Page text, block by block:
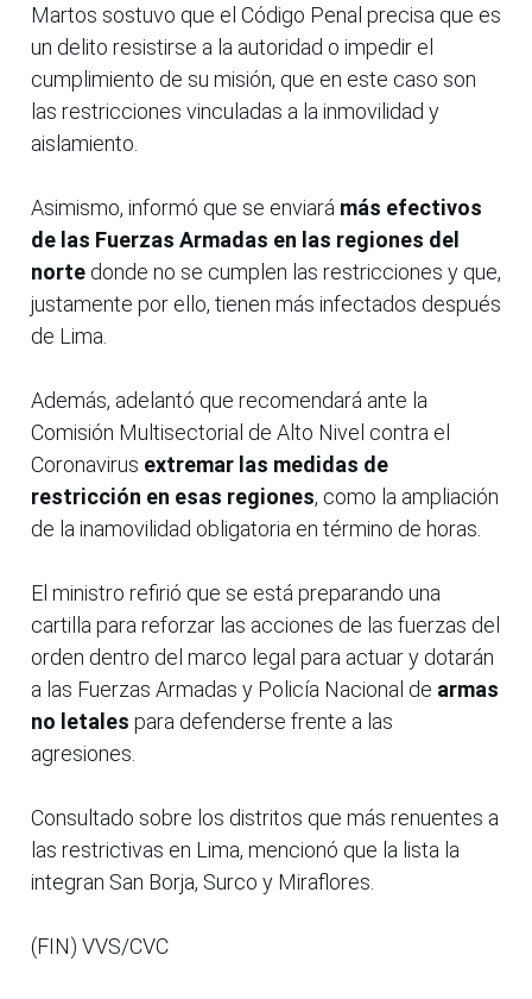
Martos sostuvo que el Código Penal precisa que es
un delito resistirse a la autoridad o impedir el
cumplimiento de su misión, que en este caso son
las restricciones vinculadas a la inmovilidad y
aislamiento.
Asimismo, informó que se enviará más efectivos
de las Fuerzas Armadas en las regiones del
norte donde no se cumplen las restricciones y que,
justamente por ello, tienen más infectados después
de Lima.
Además, adelantó que recomendará ante la
Comisión Multisectorial de Alto Nivel contra el
Coronavirus extremar las medidas de
restricción en esas regiones, como la ampliación
de la inamovilidad obligatoria en término de horas.
El ministro refirió que se está preparando una
cartilla para reforzar las acciones de las fuerzas del
orden dentro del marco legal para actuar y dotarán
a las Fuerzas Armadas y Policía Nacional de armas
no letales para defenderse frente a las
agresiones.
Consultado sobre los distritos que más renuentes a
las restrictivas en Lima, mencionó que la lista la
integran San Borja, Surco y Miraflores.
(FIN) VVS/CVC